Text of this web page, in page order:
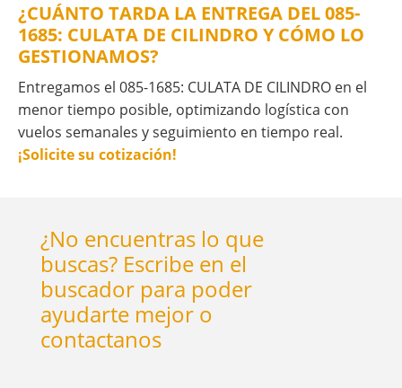
¿CUÁNTO TARDA LA ENTREGA DEL 085-
1685: CULATA DE CILINDRO Y CÓMO LO
GESTIONAMOS?
Entregamos el 085-1685: CULATA DE CILINDRO en el
menor tiempo posible, optimizando logística con
vuelos semanales y seguimiento en tiempo real.
¡Solicite su cotización!
¿No encuentras lo que
buscas? Escribe en el
buscador para poder
ayudarte mejor o
contactanos